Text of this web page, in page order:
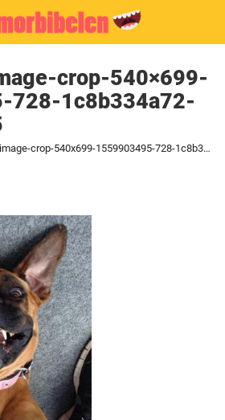
crop-540×699-
728-1c8b334a72-
13199560-image-crop-540x699-1559903495-728-1c8b334a72-1560326815